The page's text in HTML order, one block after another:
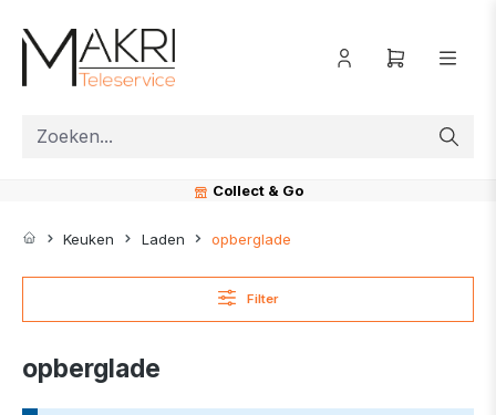
Collect & Go
Keuken Laden opberglade
Filter
opberglade